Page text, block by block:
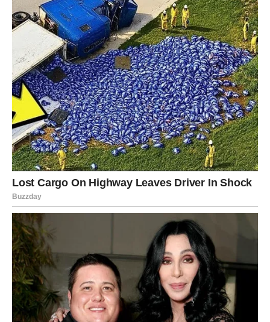
Najbolji svjetski recept! Vlažni i ukusni mafini koji se tope
u ustima!
Zagrize se dobro ispečen muffin i svi drugi užici – nježni,
vlažni, puni okusa – prestaju postojati. Recept je dobar—vrlo
nježne mrvice, samo lagano slatkaste koje prijaju vašem
nepcu.
Savršene su za doručak, međuobrok ili nešto posebno sa
skromnim sastojcima kao što su: jaja, kora citrusa i šećer. Bilo
da nemate pojma o pečenju ili ste stručnjak u kuhinji, ovo će